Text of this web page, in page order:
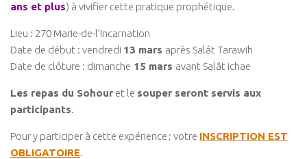
ans et plus) à vivifier cette pratique prophétique.
Lieu : 270 Marie-de-l’Incarnation
Date de début : vendredi 13 mars après Salât Tarawih
Date de clôture : dimanche 15 mars avant Salât ichae
Les repas du Sohour et le souper seront servis aux
participants.
Pour y participer à cette expérience ; votre INSCRIPTION EST
OBLIGATOIRE.